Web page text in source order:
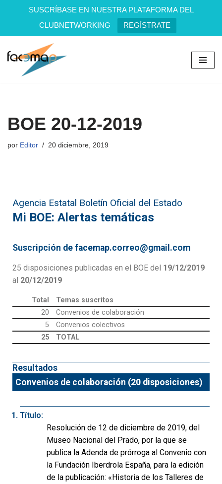
SUSCRÍBASE EN NUESTRA PLATAFORMA DEL
CLUBNETWORKING
REGÍSTRATE
Saltar
BOE 20-12-2019
por Editor 20 diciembre, 2019
Agencia Estatal Boletín Oficial del Estado
Mi BOE: Alertas temáticas
Suscripción de facemap.correo@gmail.com
25 disposiciones publicadas en el BOE del 19/12/2019
al 20/12/2019
Total
Temas suscritos
20
Convenios de colaboración
5
Convenios colectivos
25
TOTAL
Resultados
Convenios de colaboración (20 disposiciones)
Título:
Resolución de 12 de diciembre de 2019, del
Museo Nacional del Prado, por la que se
publica la Adenda de prórroga al Convenio con
la Fundación Iberdrola España, para la edición
de la publicación: «Historia de los Talleres de